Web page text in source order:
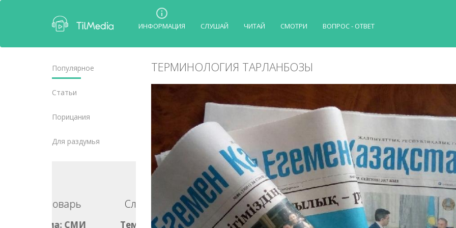
ИНФОРМАЦИЯ СЛУШАЙ ЧИТАЙ СМОТРИ ВОПРОС - ОТВЕТ
Популярное
Статьи
Порицания
Для раздумья
Словарь
Тема: СМИ
ТЕРМИНОЛОГИЯ ТАРЛАНБОЗЫ